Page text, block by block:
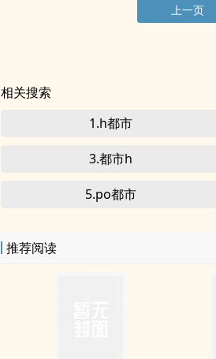
上一页
相关搜索
1.h都市
3.都市h
5.po都市
推荐阅读